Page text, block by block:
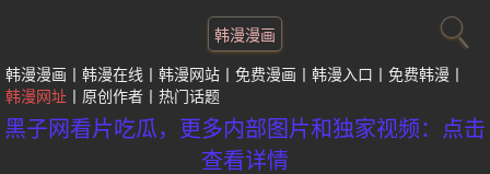
韩漫漫画
韩漫漫画 韩漫在线 韩漫网站 免费漫画 韩漫入口
免费韩漫
韩漫网址
原创作者 热门话题
黑子网看片吃瓜，更多内部图片和独家视频：点击
查看详情